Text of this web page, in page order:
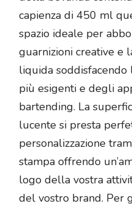
capienza di 450 ml
spazio ideale per
guarnizioni creative e
liquida
più esigenti e degli
bartending. La
lucente si presta
personalizzazione
stampa offrendo
logo della vostra
del vostro brand. Per